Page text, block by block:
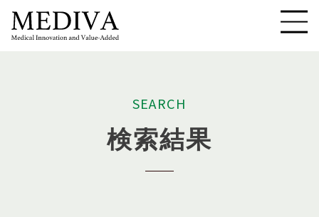
SEARCH
検索結果